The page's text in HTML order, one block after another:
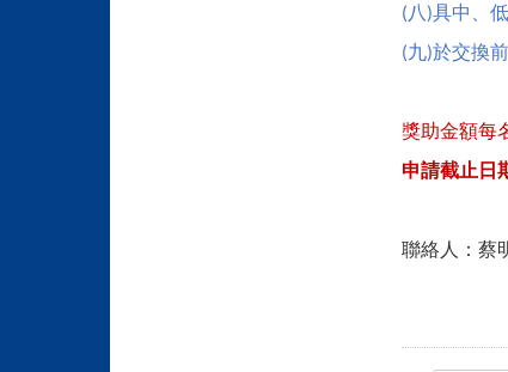
(八 )具中、
(九)於交換
獎助金額每
申請截止日
聯絡人：蔡